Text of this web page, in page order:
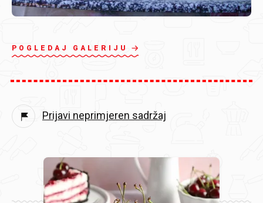
POGLEDAJ GALERIJU
Prijavi neprimjeren sadržaj